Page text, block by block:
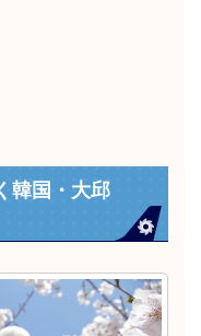
韓国・大邱